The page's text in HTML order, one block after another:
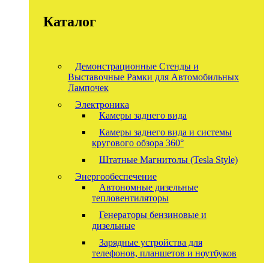
Каталог
Демонстрационные Стенды и
Выставочные Рамки для Автомобильных
Лампочек
Электроника
Камеры заднего вида
Камеры заднего вида и системы
кругового обзора 360°
Штатные Магнитолы (Tesla Style)
Энергообеспечение
Автономные дизельные
тепловентиляторы
Генераторы бензиновые и
дизельные
Зарядные устройства для
телефонов, планшетов и ноутбуков